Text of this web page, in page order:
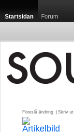
Startsidan Forum
Föreslå ändring Skriv ut